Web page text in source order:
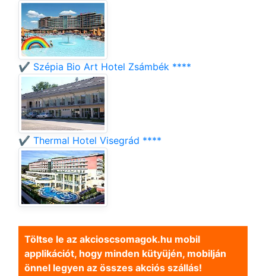
✔️ Szépia Bio Art Hotel Zsámbék ****
✔️ Thermal Hotel Visegrád ****
Töltse le az akcioscsomagok.hu mobil
applikációt, hogy minden kütyüjén, mobilján
önnel legyen az összes akciós szállás!